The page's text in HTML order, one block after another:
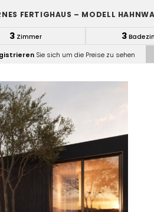
FERTIGHAUS – MODELL
3 Zimmer 3
Sie sich um die Preise zu sehen